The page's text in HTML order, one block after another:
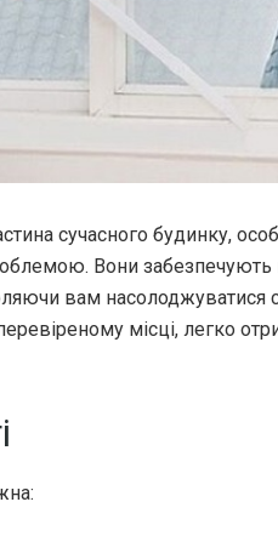
сучасного будинку,
Вони забезпечують
вам насолоджуватися
місці, легко